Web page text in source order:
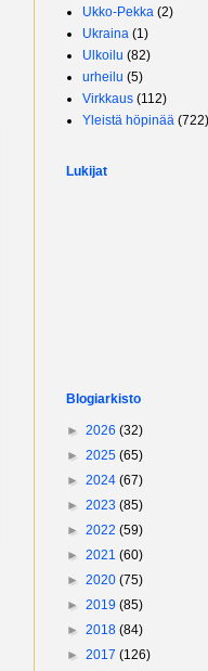
Ukko-Pekka (2)
Ukraina (1)
Ulkoilu (82)
urheilu (5)
Virkkaus (112)
Yleistä höpinää (722)
Lukijat
Blogiarkisto
► 2026 (32)
► 2025 (65)
► 2024 (67)
► 2023 (85)
► 2022 (59)
► 2021 (60)
► 2020 (75)
► 2019 (85)
► 2018 (84)
► 2017 (126)